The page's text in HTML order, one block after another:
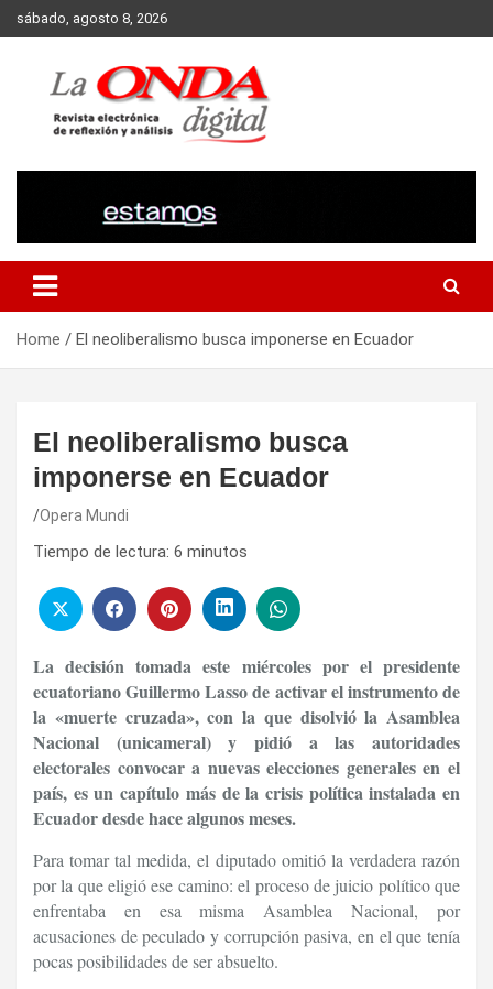
Skip
to
sábado, agosto 8, 2026
Home El neoliberalismo busca imponerse en Ecuador
El neoliberalismo busca
imponerse en Ecuador
Opera Mundi
Tiempo de lectura: 6 minutos
La decisión tomada este miércoles por el presidente
ecuatoriano Guillermo Lasso de activar el instrumento de
la «muerte cruzada», con la que disolvió la Asamblea
Nacional (unicameral) y pidió a las autoridades
electorales convocar a nuevas elecciones generales en el
país, es un capítulo más de la crisis política instalada en
Ecuador desde hace algunos meses.
Para tomar tal medida, el diputado omitió la verdadera razón
por la que eligió ese camino: el proceso de juicio político que
enfrentaba en esa misma Asamblea Nacional, por
acusaciones de peculado y corrupción pasiva, en el que tenía
pocas posibilidades de ser absuelto.